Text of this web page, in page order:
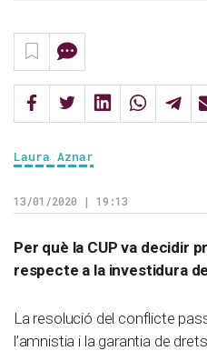
Laura Aznar
13/01/2020 | 19:13
Per què la CUP va decidir
respecte a la investidura
La resolució del conflicte
l’amnistia i la garantia de